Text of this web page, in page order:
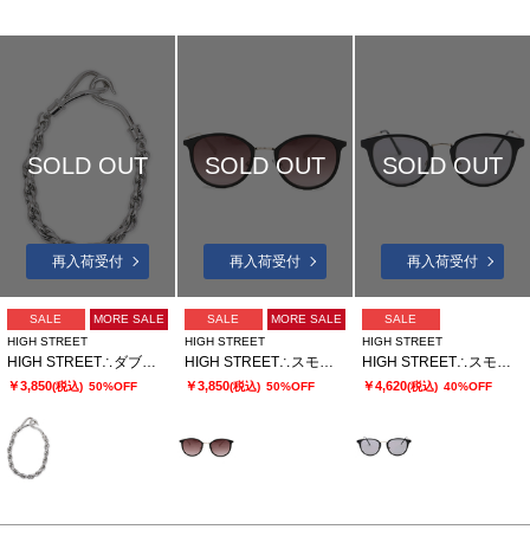
SOLD OUT
再入荷受付
SALE
MORE SALE
HIGH STREET
HIGH STREET∴ダブルリンクチェーンブレスレット
￥3,850(税込) 50%OFF
SOLD OUT
再入荷受付
SALE
MORE SALE
HIGH STREET
HIGH STREET∴スモークレンズボストンサングラス
￥3,850(税込) 50%OFF
SOLD OUT
再入荷受付
SALE
HIGH STREET
HIGH STREET∴スモークレンズボストンサングラス
￥4,620(税込) 40%OFF